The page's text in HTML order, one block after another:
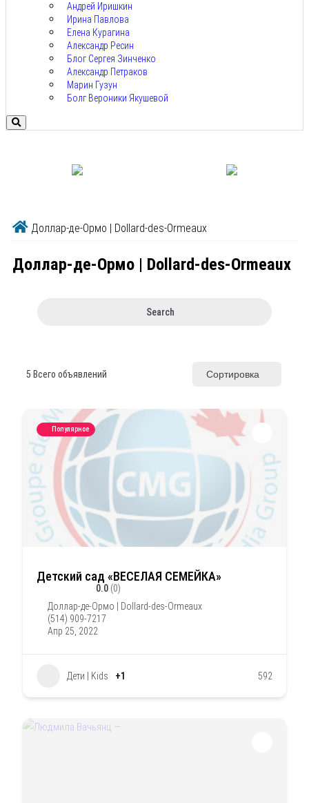
Андрей Иришкин
Ирина Павлова
Елена Курагина
Александр Ресин
Блог Сергея Зинченко
Александр Петраков
Марин Гузун
Болг Вероники Якушевой
Доллар-де-Ормо | Dollard-des-Ormeaux
Доллар-де-Ормо | Dollard-des-Ormeaux
Search
5 Всего объявлений Сортировка
Популярное
Детский сад «ВЕСЕЛАЯ СЕМЕЙКА»
0.0 (0)
Доллар-де-Ормо | Dollard-des-Ormeaux
(514) 909-7217
Апр 25, 2022
Дети | Kids +1 592